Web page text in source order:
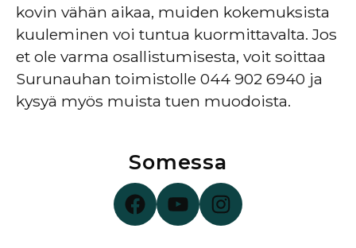
kovin vähän aikaa, muiden kokemuksista
kuuleminen voi tuntua kuormittavalta. Jos
et ole varma osallistumisesta, voit soittaa
Surunauhan toimistolle 044 902 6940 ja
kysyä myös muista tuen muodoista.
Somessa
Surunauha Facebookissa
Surunauha YouTubessa
Surunauha Instagramissa